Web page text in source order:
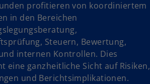
r
e
profitieren von koordiniertem
in den Bereichen
Steuern, Bewertung,
internen Kontrollen. Dies
eine ganzheitliche Sicht auf Risiken,
und Berichtsimplikationen.